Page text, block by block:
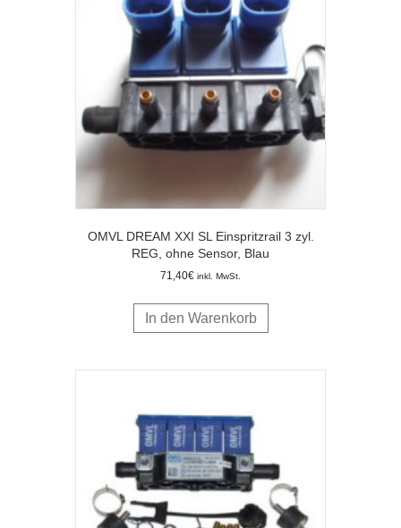
OMVL DREAM XXI SL Einspritzrail 3 zyl.
REG, ohne Sensor, Blau
71,40€ inkl. MwSt.
In den Warenkorb